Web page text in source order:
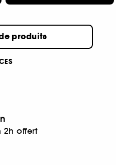
produits
2h offert